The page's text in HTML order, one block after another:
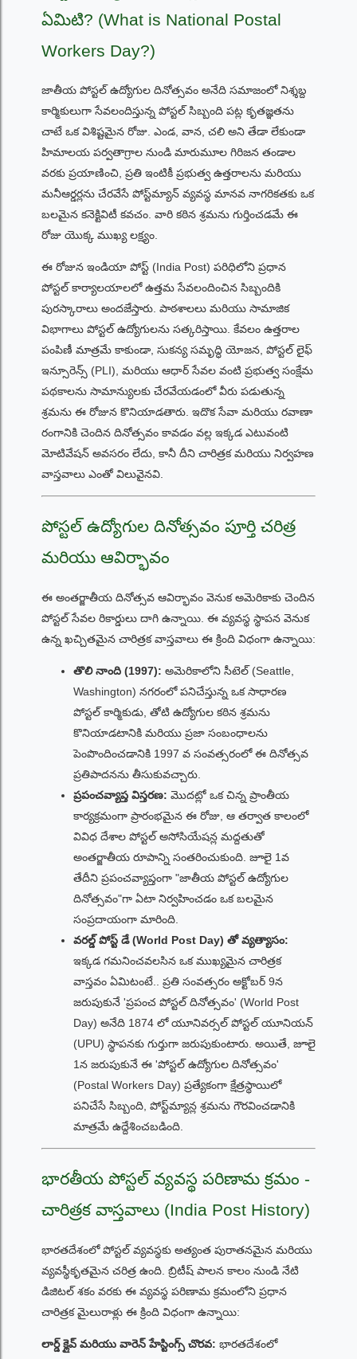
ఏమిటి? (What is National Postal
Workers Day?)
జాతీయ పోస్టల్ ఉద్యోగుల దినోత్సవం అనేది సమాజంలో నిశ్శబ్ద
కార్మికులుగా సేవలందిస్తున్న పోస్టల్ సిబ్బంది పట్ల కృతజ్ఞతను
చాటే ఒక విశిష్టమైన రోజు. ఎండ, వాన, చలి అని తేడా లేకుండా
హిమాలయ పర్వతాగ్రాల నుండి మారుమూల గిరిజన తండాల
వరకు ప్రయాణించి, ప్రతి ఇంటికీ ప్రభుత్వ ఉత్తరాలను మరియు
మనీఆర్డర్లను చేరవేసే పోస్ట్‌మ్యాన్ వ్యవస్థ మానవ నాగరికతకు ఒక
బలమైన కనెక్టివిటీ కవచం. వారి కఠిన శ్రమను గుర్తించడమే ఈ
రోజు యొక్క ముఖ్య లక్ష్యం.
ఈ రోజున ఇండియా పోస్ట్ (India Post) పరిధిలోని ప్రధాన
పోస్టల్ కార్యాలయాలలో ఉత్తమ సేవలందించిన సిబ్బందికి
పురస్కారాలు అందజేస్తారు. పాఠశాలలు మరియు సామాజిక
విభాగాలు పోస్టల్ ఉద్యోగులను సత్కరిస్తాయి. కేవలం ఉత్తరాల
పంపిణీ మాత్రమే కాకుండా, సుకన్య సమృద్ధి యోజన, పోస్టల్ లైఫ్
ఇన్సూరెన్స్ (PLI), మరియు ఆధార్ సేవల వంటి ప్రభుత్వ సంక్షేమ
పథకాలను సామాన్యులకు చేరవేయడంలో వీరు పడుతున్న
శ్రమను ఈ రోజున కొనియాడతారు. ఇదొక సేవా మరియు రవాణా
రంగానికి చెందిన దినోత్సవం కావడం వల్ల ఇక్కడ ఎటువంటి
మోటివేషన్ అవసరం లేదు, కానీ దీని చారిత్రక మరియు నిర్వహణ
వాస్తవాలు ఎంతో విలువైనవి.
పోస్టల్ ఉద్యోగుల దినోత్సవం పూర్తి చరిత్ర
మరియు ఆవిర్భావం
ఈ అంతర్జాతీయ దినోత్సవ ఆవిర్భావం వెనుక అమెరికాకు చెందిన
పోస్టల్ సేవల రికార్డులు దాగి ఉన్నాయి. ఈ వ్యవస్థ స్థాపన వెనుక
ఉన్న ఖచ్చితమైన చారిత్రక వాస్తవాలు ఈ క్రింది విధంగా ఉన్నాయి:
తొలి నాంది (1997): అమెరికాలోని సీటెల్ (Seattle,
Washington) నగరంలో పనిచేస్తున్న ఒక సాధారణ
పోస్టల్ కార్మికుడు, తోటి ఉద్యోగుల కఠిన శ్రమను
కొనియాడటానికి మరియు ప్రజా సంబంధాలను
పెంపొందించడానికి 1997 వ సంవత్సరంలో ఈ దినోత్సవ
ప్రతిపాదనను తీసుకువచ్చారు.
ప్రపంచవ్యాప్త విస్తరణ: మొదట్లో ఒక చిన్న ప్రాంతీయ
కార్యక్రమంగా ప్రారంభమైన ఈ రోజు, ఆ తర్వాత కాలంలో
వివిధ దేశాల పోస్టల్ అసోసియేషన్ల మద్దతుతో
అంతర్జాతీయ రూపాన్ని సంతరించుకుంది. జూలై 1వ
తేదీని ప్రపంచవ్యాప్తంగా "జాతీయ పోస్టల్ ఉద్యోగుల
దినోత్సవం"గా ఏటా నిర్వహించడం ఒక బలమైన
సంప్రదాయంగా మారింది.
వరల్డ్ పోస్ట్ డే (World Post Day) తో వ్యత్యాసం:
ఇక్కడ గమనించవలసిన ఒక ముఖ్యమైన చారిత్రక
వాస్తవం ఏమిటంటే.. ప్రతి సంవత్సరం అక్టోబర్ 9న
జరుపుకునే 'ప్రపంచ పోస్టల్ దినోత్సవం' (World Post
Day) అనేది 1874 లో యూనివర్సల్ పోస్టల్ యూనియన్
(UPU) స్థాపనకు గుర్తుగా జరుపుకుంటారు. అయితే, జూలై
1న జరుపుకునే ఈ 'పోస్టల్ ఉద్యోగుల దినోత్సవం'
(Postal Workers Day) ప్రత్యేకంగా క్షేత్రస్థాయిలో
పనిచేసే సిబ్బంది, పోస్ట్‌మ్యాన్ల శ్రమను గౌరవించడానికి
మాత్రమే ఉద్దేశించబడింది.
భారతీయ పోస్టల్ వ్యవస్థ పరిణామ క్రమం -
చారిత్రక వాస్తవాలు (India Post History)
భారతదేశంలో పోస్టల్ వ్యవస్థకు అత్యంత పురాతనమైన మరియు
వ్యవస్థీకృతమైన చరిత్ర ఉంది. బ్రిటీష్ పాలన కాలం నుండి నేటి
డిజిటల్ శకం వరకు ఈ వ్యవస్థ పరిణామ క్రమంలోని ప్రధాన
చారిత్రక మైలురాళ్లు ఈ క్రింది విధంగా ఉన్నాయి:
లార్డ్ క్లైవ్ మరియు వారెన్ హేస్టింగ్స్ చొరవ: భారతదేశంలో